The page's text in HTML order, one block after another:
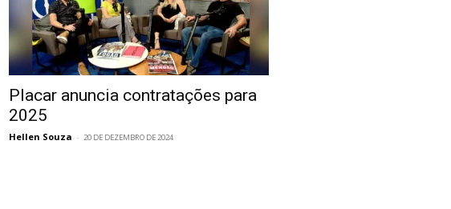
Placar anuncia contratações para
2025
Hellen Souza - 20 DE DEZEMBRO DE 2024